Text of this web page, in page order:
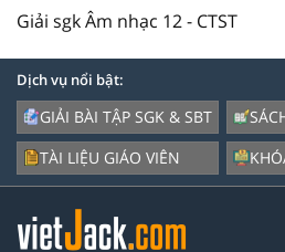
Giải sgk Âm nhạc 12 - CTST
Dịch vụ nổi bật:
GIẢI BÀI TẬP SGK & SBT
TÀI LIỆU GIÁO VIÊN